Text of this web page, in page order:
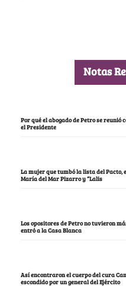
Notas
Por qué el abogado de Petro se
el Presidente
La mujer que tumbó la lista del Pacto,
María del Mar Pizarro y “Lalis
Los opositores de Petro no tuvieron
entró a la Casa Blanca
Así encontraron el cuerpo del cura
escondido por un general del Ejército